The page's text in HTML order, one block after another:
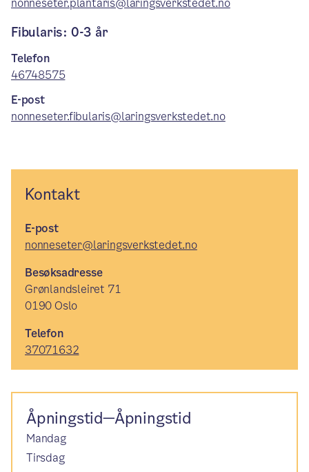
Fibularis: 0-3 år
Telefon
46748575
E-post
nonneseter.fibularis@laringsverkstedet.no
Kontakt
E-post
nonneseter@laringsverkstedet.no
Besøksadresse
Grønlandsleiret 71
0190 Oslo
Telefon
37071632
Åpningstid—Åpningstid
Mandag
Tirsdag